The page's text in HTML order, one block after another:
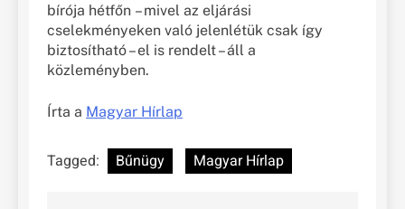
bírója hétfőn – mivel az eljárási
cselekményeken való jelenlétük csak így
biztosítható – el is rendelt – áll a
közleményben.
Írta a Magyar Hírlap
Tagged: Bűnügy Magyar Hírlap